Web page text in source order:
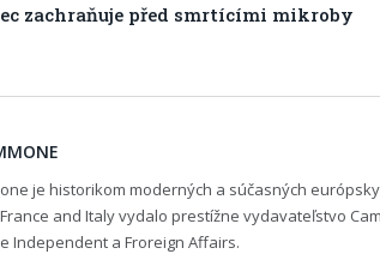
zachraňuje před smrtícími mikroby
je historikom moderných a súčasných
and Italy vydalo prestížne vydavateľstvo
Independent a Froreign Affairs.